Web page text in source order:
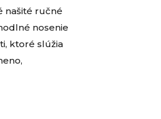
našité ručné
nosenie
ktoré slúžia